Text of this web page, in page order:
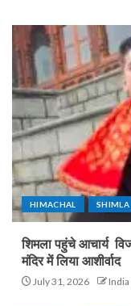
HIMACHAL SHIMLA
शिमला पहुंचे आचार्य
मंदिर में लिया आशीर्वाद
July 31, 2026